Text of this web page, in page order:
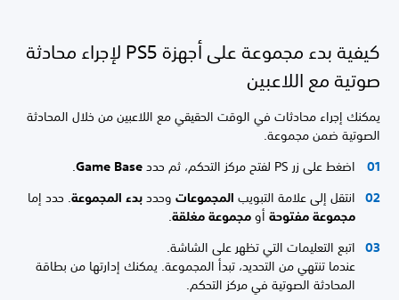
كيفية بدء مجموعة على أجهزة PS5 لإجراء محادثة
صوتية مع اللاعبين
يمكنك إجراء محادثات في الوقت الحقيقي مع اللاعبين من خلال المحادثة
الصوتية ضمن مجموعة.
اضغط على زر PS لفتح مركز التحكم، ثم حدد
Game Base
.
انتقل إلى علامة التبويبالمجموعاتوحددبدء المجموعة. حدد إما
مجموعة مفتوحةأومجموعة مغلقة.
اتبع التعليمات التي تظهر على الشاشة.
عندما تنتهي من التحديد، تبدأ المجموعة. يمكنك إدارتها من بطاقة
المحادثة الصوتية في مركز التحكم.